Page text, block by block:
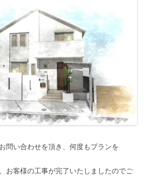
問い合わせを頂き、何度もプランを
お客様の工事が完了いたしましたのでご